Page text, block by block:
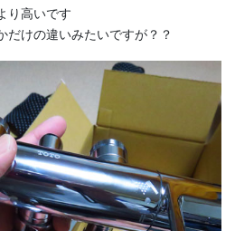
り高いです
だけの違いみたいですが？？